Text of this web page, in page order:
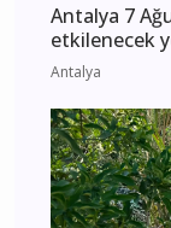
Antalya 7
etkilenecek
Antalya